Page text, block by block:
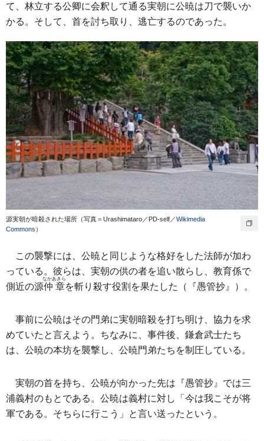
て、林立する公卿に会釈して通る実朝に公暁は刀で襲いか
かる。そして、首を討ち取り、逃亡するのであった。
源実朝が暗殺された場所（写真＝Urashimataro／PD-self／Wikimedia
Commons ）
この襲撃には、公暁と同じような格好をした法師が加わ
っている。彼らは、実朝の供の者を追い散らし、教育係で
側近の源仲章
なかあきら
を斬り殺す役割を果たした（『愚管抄』）。
事前に公暁はその門弟に実朝暗殺を打ち明け、協力を求
めていたと言えよう。ちなみに、事件後、鎌倉武士たち
は、公暁の本坊を襲撃し、公暁門弟たちを制圧している。
実朝の首を持ち、公暁が向かった先は『愚管抄』では三
浦義村のもとである。公暁は義村に対し「今は我こそが将
軍である。そちらに行こう」と言い送ったという。